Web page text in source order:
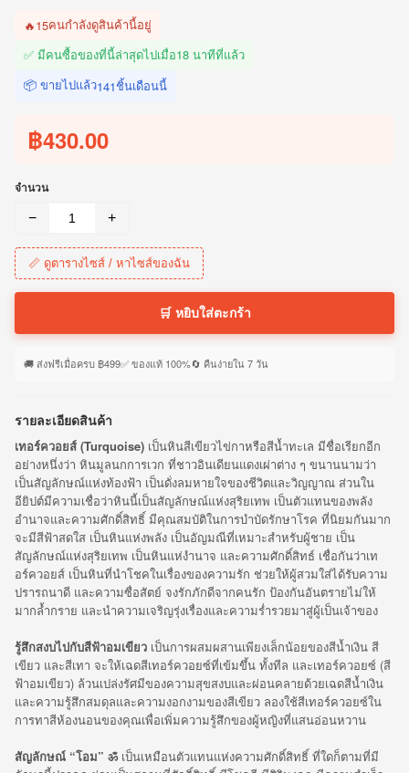
🔥15คนกำลังดูสินค้านี้อยู่
✅ มีคนซื้อของที่นี้ล่าสุดไปเมื่อ18 นาทีที่แล้ว
📦 ขายไปแล้ว141ชิ้นเดือนนี้
฿430.00
จำนวน
− +
📏 ดูตารางไซส์ / หาไซส์ของฉัน
🛒 หยิบใส่ตะกร้า
🚚 ส่งฟรีเมื่อครบ ฿499✅ ของแท้ 100%🔄 คืนง่ายใน 7 วัน
รายละเอียดสินค้า
เทอร์ควอยส์ (Turquoise) เป็นหินสีเขียวไข่กาหรือสีน้ำทะเล มีชื่อเรียกอีก
อย่างหนึ่งว่า หินมูลนกการเวก ที่ชาวอินเดียนแดงเผ่าต่าง ๆ ขนานนามว่า
เป็นสัญลักษณ์แห่งท้องฟ้า เป็นดั่งลมหายใจของชีวิตและวิญญาณ ส่วนใน
อียิปต์มีความเชื่อว่าหินนี้เป็นสัญลักษณ์แห่งสุริยเทพ เป็นตัวแทนของพลัง
อำนาจและความศักดิ์สิทธิ์ มีคุณสมบัติในการบำบัดรักษาโรค ที่นิยมกันมาก
จะมีสีฟ้าสดใส เป็นหินแห่งพลัง เป็นอัญมณีที่เหมาะสำหรับผู้ชาย เป็น
สัญลักษณ์แห่งสุริยเทพ เป็นหินแห่งำนาจ และความศักดิ์สิทธ์ เชื่อกันว่าเท
อร์ควอยส์ เป็นหินที่นำโชคในเรื่องของความรัก ช่วยให้ผู้สวมใส่ได้รับความ
ปรารถนาดี และความซื่อสัตย์ จงรักภักดีจากคนรัก ป้องกันอันตรายไม่ให้
มากล้ำกราย และนำความเจริญรุ่งเรื่องและความร่ำรวยมาสู่ผู้เป็นเจ้าของ
รู้สึกสงบไปกับสีฟ้าอมเขียว เป็นการผสมผสานเพียงเล็กน้อยของสีน้ำเงิน สี
เขียว และสีเทา จะให้เฉดสีเทอร์ควอยซ์ที่เข้มขึ้น ทั้งทีล และเทอร์ควอยซ์ (สี
ฟ้าอมเขียว) ล้วนเปล่งรัศมีของความสุขสงบและผ่อนคลายด้วยเฉดสีน้ำเงิน
และความรู้สึกสมดุลและความงอกงามของสีเขียว ลองใช้สีเทอร์ควอยซ์ใน
การทาสีห้องนอนของคุณเพื่อเพิ่มความรู้สึกของผู้หญิงที่แสนอ่อนหวาน
สัญลักษณ์ “โอม” ॐเป็นเหมือนตัวแทนแห่งความศักดิ์สิทธิ์ ที่ใดก็ตามที่มี